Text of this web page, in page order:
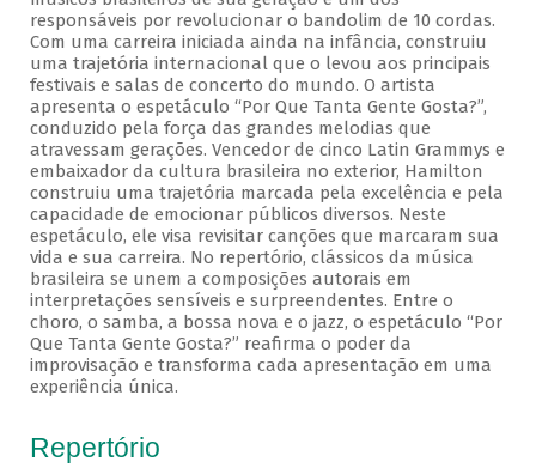
responsáveis por revolucionar o bandolim de 10 cordas.
Com uma carreira iniciada ainda na infância, construiu
uma trajetória internacional que o levou aos principais
festivais e salas de concerto do mundo. O artista
apresenta o espetáculo “Por Que Tanta Gente Gosta?”,
conduzido pela força das grandes melodias que
atravessam gerações. Vencedor de cinco Latin Grammys e
embaixador da cultura brasileira no exterior, Hamilton
construiu uma trajetória marcada pela excelência e pela
capacidade de emocionar públicos diversos. Neste
espetáculo, ele visa revisitar canções que marcaram sua
vida e sua carreira. No repertório, clássicos da música
brasileira se unem a composições autorais em
interpretações sensíveis e surpreendentes. Entre o
choro, o samba, a bossa nova e o jazz, o espetáculo “Por
Que Tanta Gente Gosta?” reafirma o poder da
improvisação e transforma cada apresentação em uma
experiência única.
Repertório